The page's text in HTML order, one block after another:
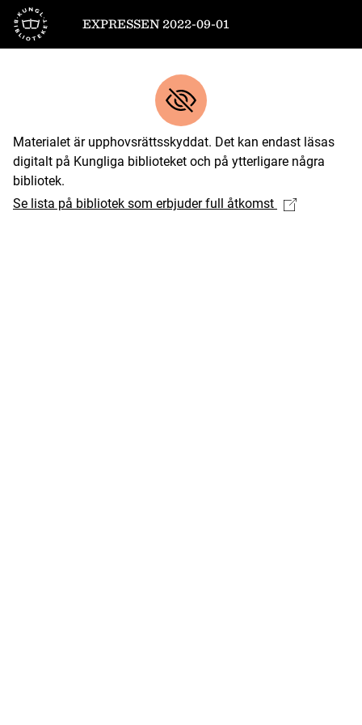
Till startsidan
EXPRESSEN 2022-09-01
Materialet är upphovsrättsskyddat. Det kan endast läsas
digitalt på Kungliga biblioteket och på ytterligare några
bibliotek.
Se lista på bibliotek som erbjuder full åtkomst